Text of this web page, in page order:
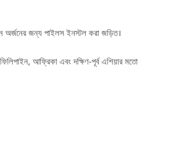
অর্জনের জন্য পাইলস ইনস্টল করা জড়িত।
আফ্রিকা এবং দক্ষিণ-পূর্ব এশিয়ার মতো